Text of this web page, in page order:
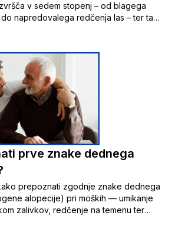
v sedem stopenj – od blagega
napredovalega redčenja las – ter tako
prve znake dednega
prepoznati zgodnje znake dednega
alopecije) pri moških — umikanje
zalivkov, redčenje na temenu ter